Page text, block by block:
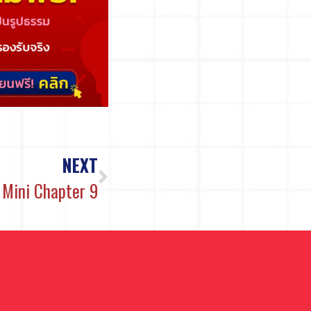
NEXT
Mini Chapter 9